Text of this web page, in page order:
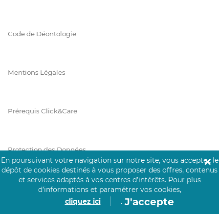
Code de Déontologie
Mentions Légales
Prérequis Click&Care
Protection des Données
Vie Privée
En poursuivant votre navigation sur notre site, vous acceptez le
dépôt de cookies destinés à vous proposer des offres, contenus
et services adaptés à vos centres d’intérêts. Pour plus
d’informations et paramétrer vos cookies,
cliquez ici
. J'accepte
✕